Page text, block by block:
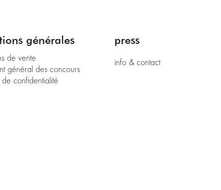
générales
de vente
général des concours
confidentialité
press
info & contact